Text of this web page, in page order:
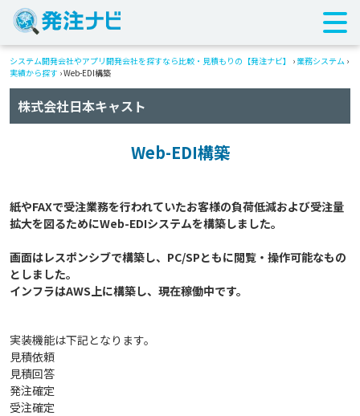
システム開発会社やアプリ開発会社を探すなら比較・見積もりの【発注ナビ】 › 業務システム ›
実績から探す ›Web-EDI構築
株式会社日本キャスト
Web-EDI構築
紙やFAXで受注業務を行われていたお客様の負荷低減および受注量
拡大を図るためにWeb-EDIシステムを構築しました。
画面はレスポンシブで構築し、PC/SPともに閲覧・操作可能なもの
としました。
実装機能は下記となります。
見積依頼
見積回答
発注確定
受注確定